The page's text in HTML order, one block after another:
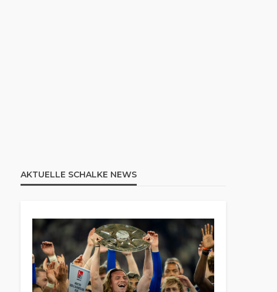
AKTUELLE SCHALKE NEWS